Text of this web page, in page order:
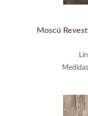
Moscú